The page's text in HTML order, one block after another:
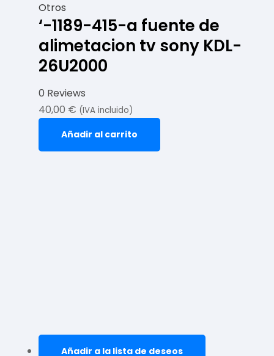
Otros
‘-1189-415-a fuente de
alimetacion tv sony KDL-
26U2000
0 Reviews
40,00 € (IVA incluido)
Añadir al carrito
Añadir a la lista de deseos